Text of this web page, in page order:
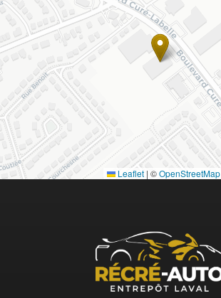
Leaflet | ©OpenStreetMap